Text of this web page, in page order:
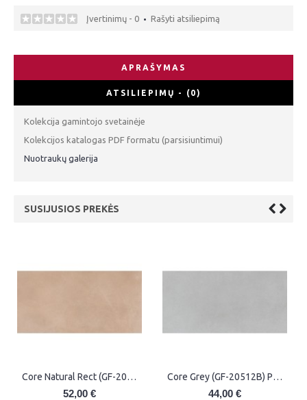
Įvertinimų - 0 • Rašyti atsiliepimą
APRAŠYMAS
ATSILIEPIMŲ - (0)
Kolekcija gamintojo svetainėje
Kolekcijos katalogas PDF formatu (parsisiuntimui)
Nuotraukų galerija
SUSIJUSIOS PREKĖS
Core Natural (GF-20512B) Plytelės
44,00 €
Core Almond (GF-20355B) Plytelės
38,00 €